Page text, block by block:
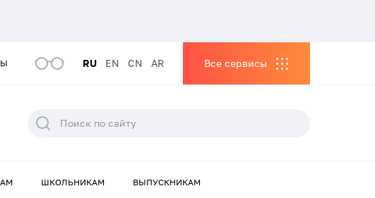
RU EN CN AR Все сервисы
ШКОЛЬНИКАМ ВЫПУСКНИКАМ